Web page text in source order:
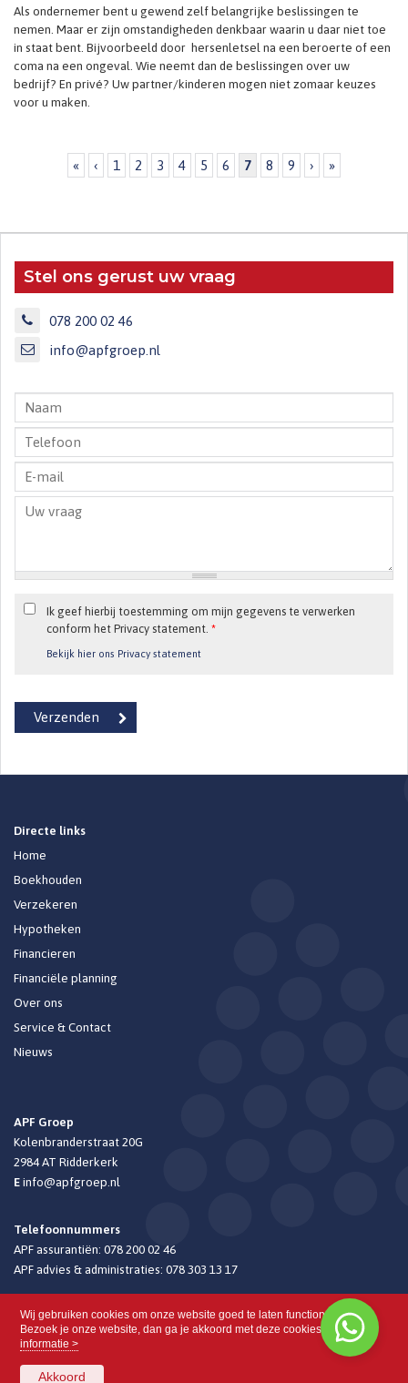
Wij gebruiken cookies om onze website goed te laten functioneren.
Bezoek je onze website, dan ga je akkoord met deze cookies.
Meer
informatie >
Akkoord
Als ondernemer bent u gewend zelf belangrijke beslissingen te
nemen. Maar er zijn omstandigheden denkbaar waarin u daar niet toe
in staat bent. Bijvoorbeeld door hersenletsel na een beroerte of een
coma na een ongeval. Wie neemt dan de beslissingen over uw
bedrijf? En privé? Uw partner/kinderen mogen niet zomaar keuzes
voor u maken.
Pagina's
« ‹ 1 2 3 4 5 6 7 8 9 › »
Stel ons gerust uw vraag
078 200 02 46
info@apfgroep.nl
Ik geef hierbij toestemming om mijn gegevens te verwerken
conform het Privacy statement. *
Bekijk hier ons Privacy statement
Directe links
Home
Boekhouden
Verzekeren
Hypotheken
Financieren
Financiële planning
Over ons
Service & Contact
Nieuws
APF Groep
Kolenbranderstraat 20G
2984 AT Ridderkerk
Einfo@apfgroep.nl
Telefoonnummers
APF assurantiën: 078 200 02 46
APF advies & administraties: 078 303 13 17